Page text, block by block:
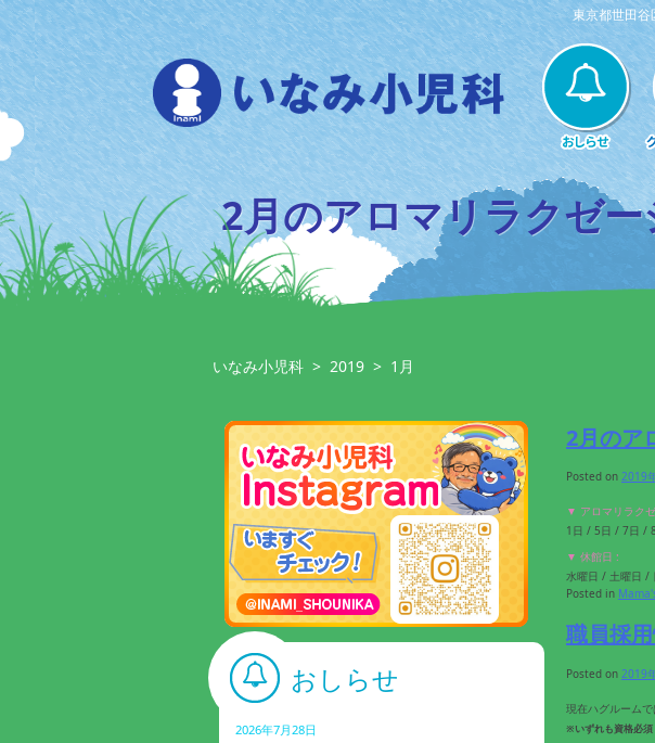
Skip
to
content
東京都世田
2月のアロマリラクゼ
いなみ小児科 > 2019 > 1月
2月のア
Posted on 2019
▼ アロマリラク
1日 / 5日 / 7日 /
▼ 休館日 :
水曜日 / 土曜日 /
Posted in
職員採
Posted on 2019
現在ハグルームで
※いずれも資格必須
おしらせ
2026年7月28日